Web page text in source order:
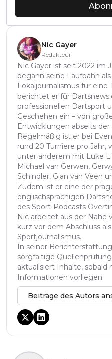
Nic Gayer
Redakteur
Nic Gayer ist seit 2022 im
begann seine Laufbahn
Lokaljournalismus für
berichtet er für
professionellen Dartsport
Geschehen ein – von
Entwicklungen abseits der
Regelmäßig ist er bei
rund 20 Turniere pro Jahr,
unter anderem mit Luke
Michael van Gerwen,
Schindler, Gian van Veen
Zudem ist er eine der
englischsprachigen
des Sport-Podcasts
Nic arbeitet aus der
kurz vor dem Abschluss
Sportjournalismus.
In seiner
sorgfältige
aktualisiert Inhalte, sobald
Informationen vorliegen.
Beiträge des Autors